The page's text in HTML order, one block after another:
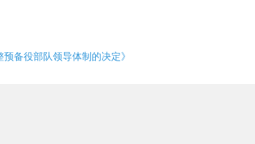
备役部队领导体制的决定》